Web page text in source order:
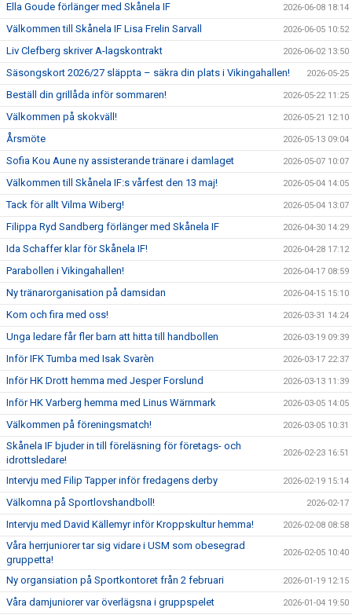
Ella Goude förlänger med Skånela IF 2026-06-08 18:14
Välkommen till Skånela IF Lisa Frelin Sarvall 2026-06-05 10:52
Liv Clefberg skriver A-lagskontrakt 2026-06-02 13:50
Säsongskort 2026/27 släppta – säkra din plats i Vikingahallen! 2026-05-25
Beställ din grillåda inför sommaren! 2026-05-22 11:25
Välkommen på skokväll! 2026-05-21 12:10
Årsmöte 2026-05-13 09:04
Sofia Kou Aune ny assisterande tränare i damlaget 2026-05-07 10:07
Välkommen till Skånela IF:s vårfest den 13 maj! 2026-05-04 14:05
Tack för allt Vilma Wiberg! 2026-05-04 13:07
Filippa Ryd Sandberg förlänger med Skånela IF 2026-04-30 14:29
Ida Schaffer klar för Skånela IF! 2026-04-28 17:12
Parabollen i Vikingahallen! 2026-04-17 08:59
Ny tränarorganisation på damsidan 2026-04-15 15:10
Kom och fira med oss! 2026-03-31 14:24
Unga ledare får fler barn att hitta till handbollen 2026-03-19 09:39
Inför IFK Tumba med Isak Svarèn 2026-03-17 22:37
Inför HK Drott hemma med Jesper Forslund 2026-03-13 11:39
Inför HK Varberg hemma med Linus Wärnmark 2026-03-05 14:05
Välkommen på föreningsmatch! 2026-03-05 10:31
Skånela IF bjuder in till föreläsning för företags- och
idrottsledare!
2026-02-23 16:51
Intervju med Filip Tapper inför fredagens derby 2026-02-19 15:14
Välkomna på Sportlovshandboll! 2026-02-17
Intervju med David Källemyr inför Kroppskultur hemma! 2026-02-08 08:58
Våra herrjuniorer tar sig vidare i USM som obesegrad
gruppetta!
2026-02-05 10:40
Ny organsiation på Sportkontoret från 2 februari 2026-01-19 12:15
Våra damjuniorer var överlägsna i gruppspelet 2026-01-04 19:50